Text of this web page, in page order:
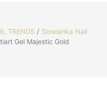
TRENDS / Slowianka Nail
Gel Majestic Gold